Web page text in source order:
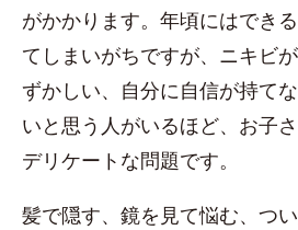
がかかります。年頃にはでき
てしまいがちですが、ニキビ
ずかしい、自分に自信が持て
いと思う人がいるほど、お子
デリケートな問題です。
髪で隠す、鏡を見て悩む、つ